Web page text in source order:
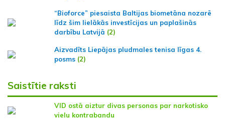
“Bioforce” piesaista Baltijas biometāna nozarē
līdz šim lielākās investīcijas un paplašinās
darbību Latvijā (2)
Aizvadīts Liepājas pludmales tenisa līgas 4.
posms (2)
Saistītie raksti
VID ostā aiztur divas personas par narkotisko
vielu kontrabandu